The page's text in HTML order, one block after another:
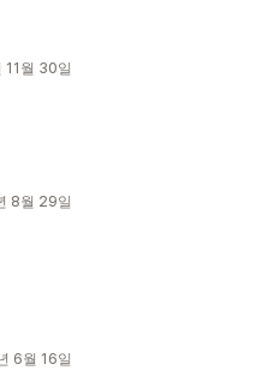
11월 30일
8월 29일
6월 16일